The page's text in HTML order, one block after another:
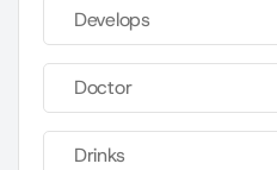
Develops
Doctor
Drinks